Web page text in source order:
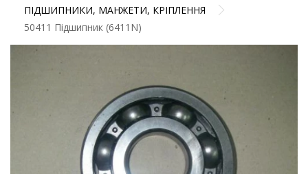
ПІДШИПНИКИ, МАНЖЕТИ, КРІПЛЕННЯ
50411 Підшипник (6411N)